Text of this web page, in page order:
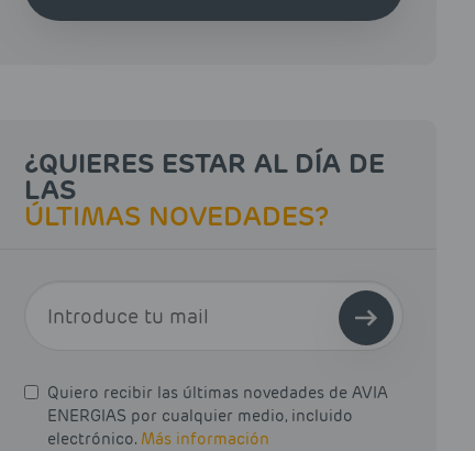
¿QUIERES ESTAR AL DÍA DE
LAS
ÚLTIMAS NOVEDADES?
Quiero recibir las últimas novedades de AVIA
ENERGIAS por cualquier medio, incluido
electrónico. Más información